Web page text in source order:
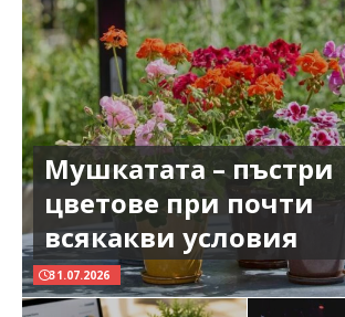
Мушкатата – пъстри
цветове при почти
всякакви условия
31.07.2026